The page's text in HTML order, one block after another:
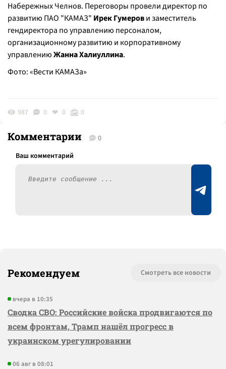
Набережных Челнов. Переговоры провели директор по
развитию ПАО "КАМАЗ" Ирек Гумерови заместитель
гендиректора по управлению персоналом,
организационному развитию и корпоративному
управлениюЖанна Халиуллина.
Фото: «Вести КАМАЗа»
987 0 0 0
Комментарии 0
Рекомендуем Смотреть все новости
вчера в 10:35
Сводка СВО: Российские войска продвигаются по
всем фронтам, Трамп нашёл прогресс в
украинском урегулировании
06 авг в 08:01